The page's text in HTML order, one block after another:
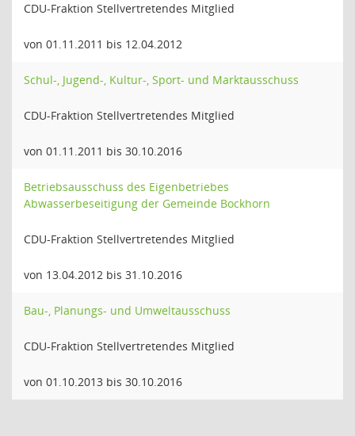
CDU-Fraktion Stellvertretendes Mitglied
von 01.11.2011 bis 12.04.2012
Schul-, Jugend-, Kultur-, Sport- und Marktausschuss
CDU-Fraktion Stellvertretendes Mitglied
von 01.11.2011 bis 30.10.2016
Betriebsausschuss des Eigenbetriebes
Abwasserbeseitigung der Gemeinde Bockhorn
CDU-Fraktion Stellvertretendes Mitglied
von 13.04.2012 bis 31.10.2016
Bau-, Planungs- und Umweltausschuss
CDU-Fraktion Stellvertretendes Mitglied
von 01.10.2013 bis 30.10.2016